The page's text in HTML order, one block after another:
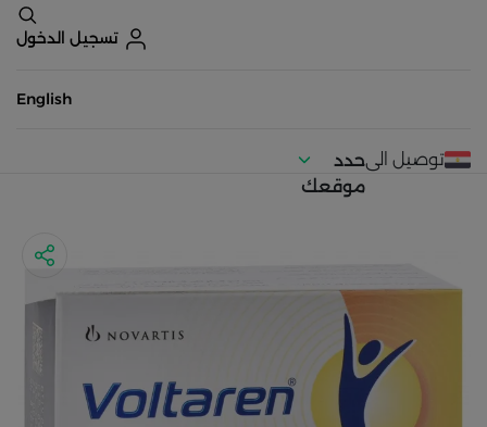
تسجيل الدخول
English
توصيل الىحدد
موقعك